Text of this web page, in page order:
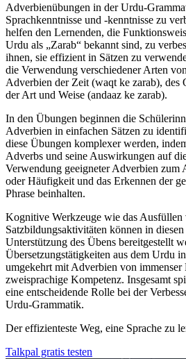
Adverbienübungen in der Urdu-
Sprachkenntnisse und -kenntnisse zu
helfen den Lernenden, die
Urdu als „Zarab“ bekannt sind, zu
ihnen, sie effizient in Sätzen zu
die Verwendung verschiedener Arten
Adverbien der Zeit (waqt ke zarab), des
der Art und Weise (andaaz ke zarab).
In den Übungen beginnen die
Adverbien in einfachen Sätzen zu
diese Übungen komplexer werden,
Adverbs und seine Auswirkungen auf
Verwendung geeigneter Adverbien zum
oder Häufigkeit und das Erkennen der
Phrase beinhalten.
Kognitive Werkzeuge wie das
Satzbildungsaktivitäten können in
Unterstützung des Übens bereitgestellt
Übersetzungstätigkeiten aus dem Urdu
umgekehrt mit Adverbien von immenser
zweisprachige Kompetenz. Insgesamt
eine entscheidende Rolle bei der
Urdu-Grammatik.
Der effizienteste Weg, eine Sprache zu
Talkpal gratis testen